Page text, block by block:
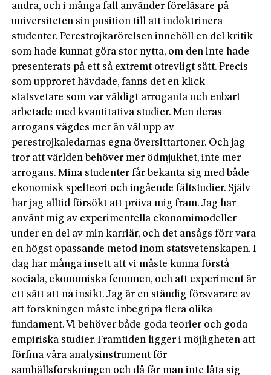
andra, och i många fall använder föreläsare på
universiteten sin position till att indoktrinera
studenter. Perestrojkarörelsen innehöll en del kritik
som hade kunnat göra stor nytta, om den inte hade
presenterats på ett så extremt otrevligt sätt. Precis
som upproret hävdade, fanns det en klick
statsvetare som var väldigt arroganta och enbart
arbetade med kvantitativa studier. Men deras
arrogans vägdes mer än väl upp av
perestrojkaledarnas egna översittartoner. Och jag
tror att världen behöver mer ödmjukhet, inte mer
arrogans. Mina studenter får bekanta sig med både
ekonomisk spelteori och ingående fältstudier. Själv
har jag alltid försökt att pröva mig fram. Jag har
använt mig av experimentella ekonomimodeller
under en del av min karriär, och det ansågs förr vara
en högst opassande metod inom statsvetenskapen. I
dag har många insett att vi måste kunna förstå
sociala, ekonomiska fenomen, och att experiment är
ett sätt att nå insikt. Jag är en ständig försvarare av
att forskningen måste inbegripa flera olika
fundament. Vi behöver både goda teorier och goda
empiriska studier. Framtiden ligger i möjligheten att
förfina våra analysinstrument för
samhällsforskningen och då får man inte låta sig